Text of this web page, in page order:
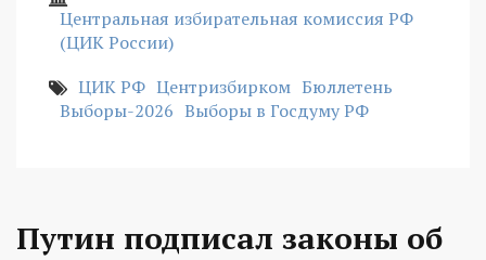
Центральная избирательная комиссия РФ
(ЦИК России)
ЦИК РФ Центризбирком Бюллетень
Выборы-2026 Выборы в Госдуму РФ
Путин подписал законы об